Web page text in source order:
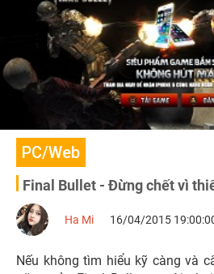
PC/Web
Final Bullet - Đừng chết vì
Ha Mi 16/04/2015
Nếu không tìm hiểu kỹ càng và